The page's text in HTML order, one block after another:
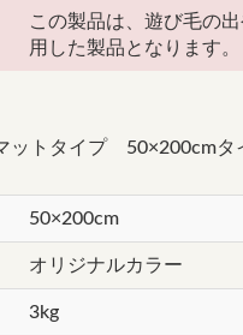
この製品は、遊び毛の
用した製品となります。
ットタイプ 50×200cmタ
50×200cm
オリジナルカラー
3kg